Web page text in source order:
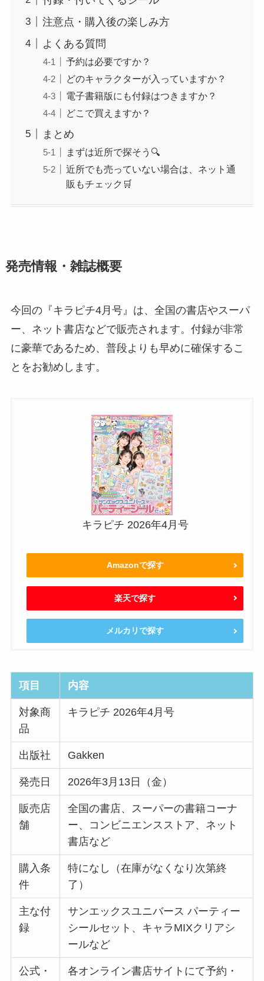
注意点・購入後の楽しみ方
よくある質問
予約は必要ですか？
どのキャラクターが入っていますか？
電子書籍版にも付録はつきますか？
どこで買えますか？
まとめ
まずは近所で探そう🔍
近所でも売っていない場合は、ネット通
販もチェック🛒
発売情報・雑誌概要
今回の『キラピチ4月号』は、全国の書店やスーパ
ー、ネット書店などで販売されます。付録が非常
に豪華であるため、普段よりも早めに確保するこ
とをお勧めします。
キラピチ 2026年4月号
Amazonで探す
楽天で探す
メルカリで探す
項目 内容
対象商
品
キラピチ 2026年4月号
出版社 Gakken
発売日 2026年3月13日（金）
販売店
舗
全国の書店、スーパーの書籍コーナ
ー、コンビニエンスストア、ネット
書店など
購入条
件
特になし（在庫がなくなり次第終
了）
主な付
録
サンエックスユニバース パーティー
シールセット、キャラMIXクリアシ
ールなど
公式・
各オンライン書店サイトにて予約・